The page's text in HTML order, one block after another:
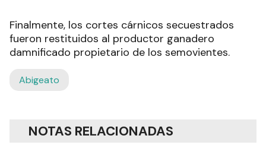
Finalmente, los cortes cárnicos secuestrados
fueron restituidos al productor ganadero
damnificado propietario de los semovientes.
Abigeato
NOTAS RELACIONADAS